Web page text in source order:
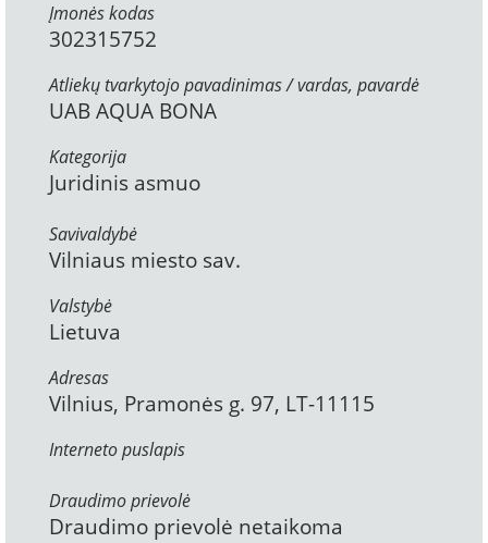
Įmonės kodas
302315752
Atliekų tvarkytojo pavadinimas / vardas, pavardė
UAB AQUA BONA
Kategorija
Juridinis asmuo
Savivaldybė
Vilniaus miesto sav.
Valstybė
Lietuva
Adresas
Vilnius, Pramonės g. 97, LT-11115
Interneto puslapis
Draudimo prievolė
Draudimo prievolė netaikoma